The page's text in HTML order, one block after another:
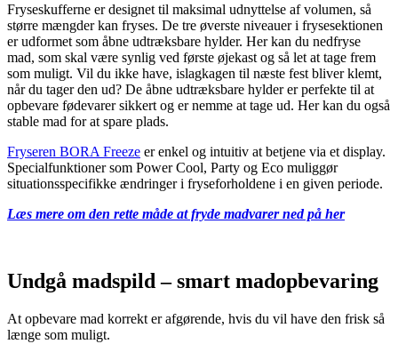
Fryseskufferne er designet til maksimal udnyttelse af volumen, så
større mængder kan fryses. De tre øverste niveauer i frysesektionen
er udformet som åbne udtræksbare hylder. Her kan du nedfryse
mad, som skal være synlig ved første øjekast og så let at tage frem
som muligt. Vil du ikke have, islagkagen til næste fest bliver klemt,
når du tager den ud? De åbne udtræksbare hylder er perfekte til at
opbevare fødevarer sikkert og er nemme at tage ud. Her kan du også
stable mad for at spare plads.
Fryseren BORA Freeze er enkel og intuitiv at betjene via et display.
Specialfunktioner som Power Cool, Party og Eco muliggør
situationsspecifikke ændringer i fryseforholdene i en given periode.
Læs mere om den rette måde at fryde madvarer ned på her
Undgå madspild – smart madopbevaring
At opbevare mad korrekt er afgørende, hvis du vil have den frisk så
længe som muligt.